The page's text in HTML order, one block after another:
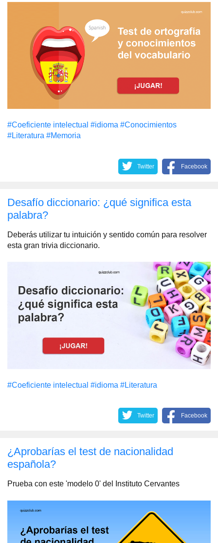
#Coeficiente intelectual #idioma #Conocimientos
#Literatura #Memoria
Twitter Facebook
Desafío diccionario: ¿qué significa esta
palabra?
Deberás utilizar tu intuición y sentido común para resolver
esta gran trivia diccionario.
#Coeficiente intelectual #idioma #Literatura
Twitter Facebook
¿Aprobarías el test de nacionalidad
española?
Prueba con este 'modelo 0' del Instituto Cervantes